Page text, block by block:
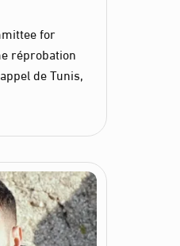
for
réprobation
de Tunis,